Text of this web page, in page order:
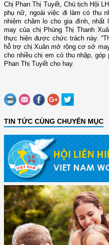
Chị Phan Thị Tuyết, Chủ tịch Hội
phụ nữ, ngoài việc đi làm có thu
nhiệm chăm lo cho gia đình,
may của chị Phùng Thị Thanh
thực hiện được chức trách này.
hỗ trợ chị Xuân mở rộng cơ sở
cho nhiều chị em có thu nhập, góp
Phan Thị Tuyết cho hay.
TIN TỨC CÙNG CHUYÊN MỤC